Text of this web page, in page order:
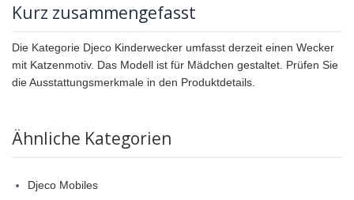
Kurz zusammengefasst
Die Kategorie Djeco Kinderwecker umfasst derzeit einen Wecker
mit Katzenmotiv. Das Modell ist für Mädchen gestaltet. Prüfen Sie
die Ausstattungsmerkmale in den Produktdetails.
Ähnliche Kategorien
Djeco Mobiles